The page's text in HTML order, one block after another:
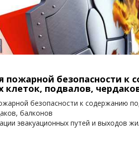
пожарной безопасности к
клеток, подвалов,
безопасности к содержанию
балконов
эвакуационных путей и выходов